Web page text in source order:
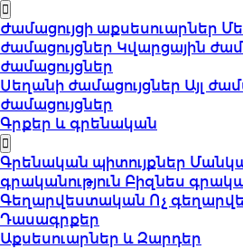
Ժամացույցի աքսեսուարներ
ժամացույցներ Կվարցային
ժամացույցներ
Սեղանի ժամացույցներ Այլ
ժամացույցներ
Գրքեր և գրենական
Գրենական պիտույքներ
գրականություն Բիզնես
Գեղարվեստական Ոչ
Դասագրքեր
Աքսեսուարներ և Զարդեր